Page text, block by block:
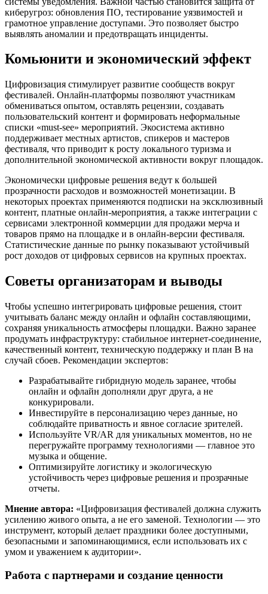
киберугроз: обновления ПО, тестирование уязвимостей и
грамотное управление доступами. Это позволяет быстро
выявлять аномалии и предотвращать инциденты.
Комьюнити и экономический эффект
Цифровизация стимулирует развитие сообществ вокруг
фестивалей. Онлайн-платформы позволяют участникам
обмениваться опытом, оставлять рецензии, создавать
пользовательский контент и формировать неформальные
списки «must-see» мероприятий. Экосистема активно
поддерживает местных артистов, спикеров и мастеров
фестиваля, что приводит к росту локального туризма и
дополнительной экономической активности вокруг площадок.
Экономически цифровые решения ведут к большей
прозрачности расходов и возможностей монетизации. В
некоторых проектах применяются подписки на эксклюзивный
контент, платные онлайн-мероприятия, а также интеграции с
сервисами электронной коммерции для продажи мерча и
товаров прямо на площадке и в онлайн-версии фестиваля.
Статистические данные по рынку показывают устойчивый
рост доходов от цифровых сервисов на крупных проектах.
Советы организаторам и выводы
Чтобы успешно интегрировать цифровые решения, стоит
учитывать баланс между онлайн и офлайн составляющими,
сохраняя уникальность атмосферы площадки. Важно заранее
продумать инфраструктуру: стабильное интернет-соединение,
качественный контент, техническую поддержку и план B на
случай сбоев. Рекомендации экспертов:
Разрабатывайте гибридную модель заранее, чтобы
онлайн и офлайн дополняли друг друга, а не
конкурировали.
Инвестируйте в персонализацию через данные, но
соблюдайте приватность и явное согласие зрителей.
Используйте VR/AR для уникальных моментов, но не
перегружайте программу технологиями — главное это
музыка и общение.
Оптимизируйте логистику и экологическую
устойчивость через цифровые решения и прозрачные
отчеты.
Мнение автора: «Цифровизация фестивалей должна служить
усилению живого опыта, а не его заменой. Технологии — это
инструмент, который делает праздники более доступными,
безопасными и запоминающимися, если использовать их с
умом и уважением к аудитории».
Работа с партнерами и создание ценности